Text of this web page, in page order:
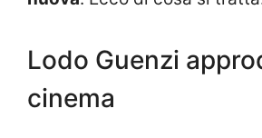
Lodo Guenzi
cinema